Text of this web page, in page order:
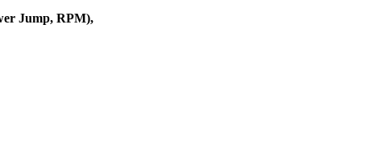
Jump, RPM),